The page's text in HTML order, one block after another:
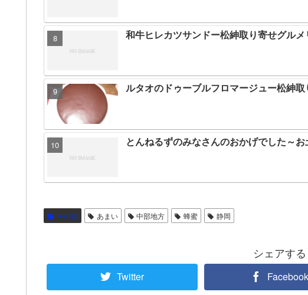
和牛ヒレカツサンドー松紳取り寄せグルメ
ルタオのドゥーブルフロマージュー松紳
とんねるずのみなさんのおかげでした～
その他 あまい 中部地方 蜂蜜 静岡
シェアする
Twitter Facebook